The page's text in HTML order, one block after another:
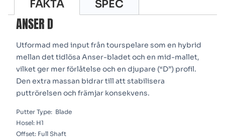
FAKTA SPEC
ANSER D
Utformad med input från tourspelare som en hybrid
mellan det tidlösa Anser-bladet och en mid-mallet,
vilket ger mer förlåtelse och en djupare (“D”) profil.
Den extra massan bidrar till att stabilisera
puttrörelsen och främjar konsekvens.
Putter Type: Blade
Hosel: H1
Offset: Full Shaft